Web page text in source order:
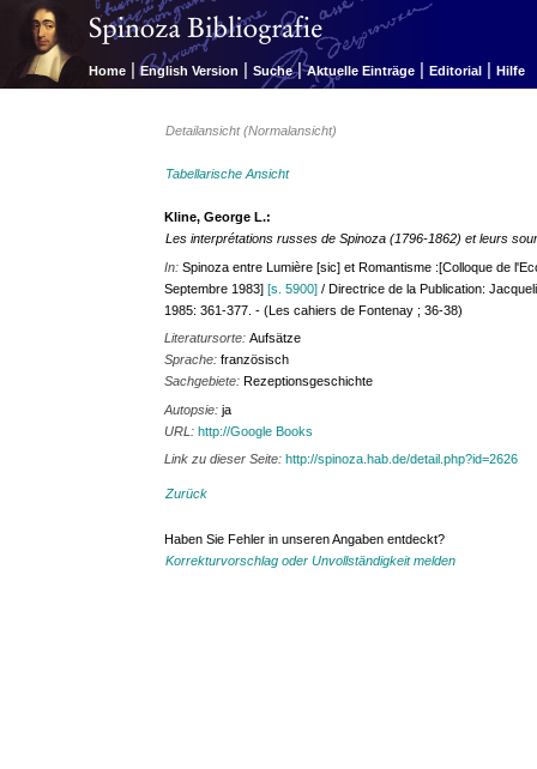
Home | English Version | Suche | Aktuelle Einträge | Editorial | Hilfe
Detailansicht (Normalansicht)
Tabellarische Ansicht
Kline, George L.:
Les interprétations russes de Spinoza (1796-1862) et leurs
In:Spinoza entre Lumière [sic] et Romantisme :[Colloque de
Septembre 1983][s. 5900] / Directrice de la Publication:
1985: 361-377. - (Les cahiers de Fontenay ; 36-38)
Literatursorte:Aufsätze
Sprache:französisch
Sachgebiete:Rezeptionsgeschichte
Autopsie:ja
URL:http://Google Books
Link zu dieser Seite:http://spinoza.hab.de/detail.php?id=2626
Zurück
Haben Sie Fehler in unseren Angaben entdeckt?
Korrekturvorschlag oder Unvollständigkeit melden